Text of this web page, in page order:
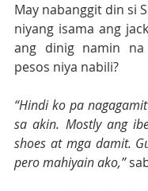
May nabanggit din si
niyang isama ang
ang dinig namin
pesos niya nabili?
“Hindi ko pa
sa akin. Mostly ang
shoes at mga damit.
pero mahiyain ako,”